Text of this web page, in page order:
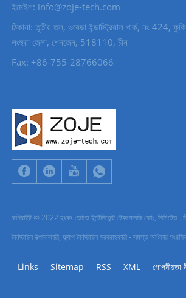
ইমেইল: info@zoje-tech.com
ঠিকানা: তৃতীয় তল, ওয়েডা ইন্ডাস্ট্রিয়াল পার্ক, নং 424,
লংহুয়া জেলা, শেনজেন, 518110, চীন
Fax: +86-755-28766066
কপিরাইট © 2022 হংকং জোজে ইন্টেলিজেন্ট টেকনোলজি কোং, লিমিটেড -
টার্নস্টাইল উত্পাদনকারী, ফ্ল্যাপ টার্নস্টাইল সরবরাহকারী - সমস্ত অধিকার
Links Sitemap RSS XML গোপনীয়তা